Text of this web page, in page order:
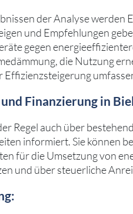
der Analyse werden
und Empfehlungen
gegen
die Nutzung
Effizienzsteigerung
Finanzierung in
Regel auch über
informiert. Sie können
für die Umsetzung von
und über steuerliche